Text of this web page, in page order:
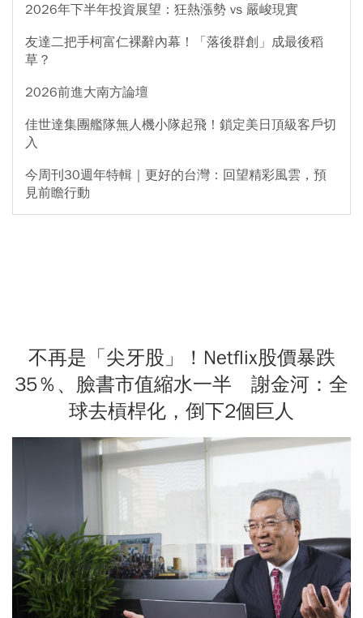
2026年下半年投資展望：狂熱漲勢 vs 嚴峻現實
友達二把手柯富仁裸辭內幕！「落後群創」成最後稻
草？
2026前進大南方論壇
佳世達集團艦隊無人機小隊起飛！鎖定美日頂級客戶切
入
今周刊30週年特輯｜更好的台灣：回望精彩風雲，預
見前瞻行動
不再是「尖牙股」！Netflix股價暴跌
35％、臉書市值縮水一半 謝金河：全
球去槓桿化，倒下2個巨人